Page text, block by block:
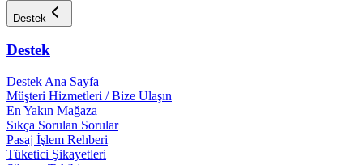
Destek
Destek
Destek Ana Sayfa
Müşteri Hizmetleri / Bize Ulaşın
En Yakın Mağaza
Sıkça Sorulan Sorular
Pasaj İşlem Rehberi
Tüketici Şikayetleri